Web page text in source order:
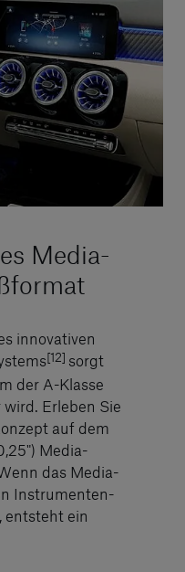
Media-
innovativen
[12] sorgt
der A-Klasse
Erleben Sie
auf dem
Media-
das Media-
Instrumenten-
entsteht ein